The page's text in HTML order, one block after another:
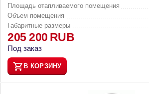
Площадь отапливаемого помещения
Объем помещения
Габаритные размеры
205 200 RUB
Под заказ
В КОРЗИНУ